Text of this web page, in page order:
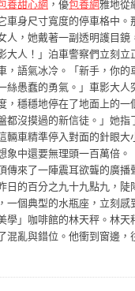
養甜心網 ，優包養網雅地從
車身尺寸寬度的停車格中
人，她戴著一副透明護目
大人！」泊車警察們立刻
，語氣冰冷。「新手，你
絲愚蠢的勇氣。」車影大
，穩穩地停在了地面上的
都沒摸過的新信徒。」她
輛車精準停入對面的針眼
象中還要無理頭一百萬倍
傳來了一陣震耳欲聾的廣
日的百分之九十九點九，
一個典型的水瓶座，立刻
學」咖啡館的林天秤。林
混亂與錯位。他衝到窗邊